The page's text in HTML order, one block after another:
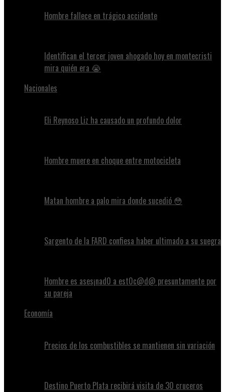
Hombre fallece en trágico accidente
Identifican el tercer joven ahogado hoy en montecristi
mira quién era 😭
Nacionales
Eli Reynoso Liz ha causado un profundo dolor
Hombre muere en choque entre motocicleta
Matan hombre a palo mira donde sucedió 😳
Sargento de la FARD confiesa haber ultimado a su suegra
Hombre es ases¡nad0 a est0c@d@ presuntamente por
su pareja
Economía
Precios de los combustibles se mantienen sin variación
Destino Puerto Plata recibirá visita de 30 cruceros